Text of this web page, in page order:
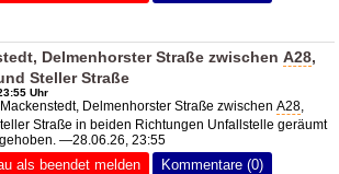
Delmenhorster Straße zwischenA28,
Steller Straße
Uhr
Delmenhorster Straße zwischenA28,
Straße in beiden Richtungen Unfallstelle geräumt
—28.06.26, 23:55
als beendet melden Kommentare (0)